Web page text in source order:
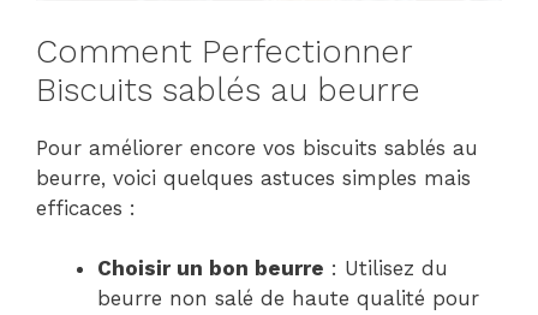
Comment Perfectionner
Biscuits sablés au beurre
Pour améliorer encore vos biscuits sablés au
beurre, voici quelques astuces simples mais
efficaces :
Choisir un bon beurre : Utilisez du
beurre non salé de haute qualité pour